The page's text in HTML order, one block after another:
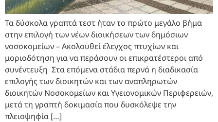
Τα δύσκολα γραπτά τεστ ήταν το πρώτο μεγάλο βήμα
στην επιλογή των νέων διοικήσεων των δημόσιων
νοσοκομείων – Ακολουθεί έλεγχος πτυχίων και
μοριοδότηση για να περάσουν οι επικρατέστεροι από
συνέντευξη Στα επόμενα στάδια περνά η διαδικασία
επιλογής των διοικητών και των αναπληρωτών
διοικητών Νοσοκομείων και Υγειονομικών Περιφερειών,
μετά τη γραπτή δοκιμασία που δυσκόλεψε την
πλειοψηφία […]